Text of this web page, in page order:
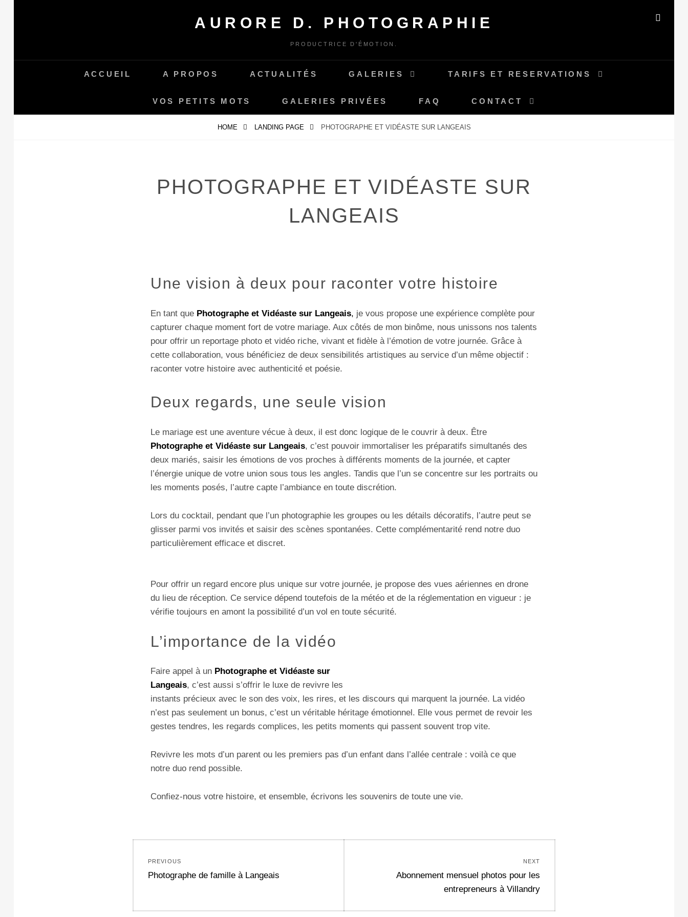
AURORE D. PHOTOGRAPHIE
PRODUCTRICE D'ÉMOTION.
ACCUEIL A PROPOS ACTUALITÉS GALERIES TARIFS ET RESERVATIONS
VOS PETITS MOTS GALERIES PRIVÉES FAQ CONTACT
HOME LANDING PAGE PHOTOGRAPHE ET VIDÉASTE SUR LANGEAIS
PHOTOGRAPHE ET VIDÉASTE SUR
LANGEAIS
Une vision à deux pour raconter votre histoire
En tant que Photographe et Vidéaste sur Langeais, je vous propose une expérience complète pour
capturer chaque moment fort de votre mariage. Aux côtés de mon binôme, nous unissons nos talents
pour offrir un reportage photo et vidéo riche, vivant et fidèle à l’émotion de votre journée. Grâce à
cette collaboration, vous bénéficiez de deux sensibilités artistiques au service d’un même objectif :
raconter votre histoire avec authenticité et poésie.
Deux regards, une seule vision
Le mariage est une aventure vécue à deux, il est donc logique de le couvrir à deux. Être
Photographe et Vidéaste sur Langeais, c’est pouvoir immortaliser les préparatifs simultanés des
deux mariés, saisir les émotions de vos proches à différents moments de la journée, et capter
l’énergie unique de votre union sous tous les angles. Tandis que l’un se concentre sur les portraits ou
les moments posés, l’autre capte l’ambiance en toute discrétion.
Lors du cocktail, pendant que l’un photographie les groupes ou les détails décoratifs, l’autre peut se
glisser parmi vos invités et saisir des scènes spontanées. Cette complémentarité rend notre duo
particulièrement efficace et discret.
Pour offrir un regard encore plus unique sur votre journée, je propose des vues aériennes en drone
du lieu de réception. Ce service dépend toutefois de la météo et de la réglementation en vigueur : je
vérifie toujours en amont la possibilité d’un vol en toute sécurité.
L’importance de la vidéo
Faire appel à un Photographe et Vidéaste sur
Langeais, c’est aussi s’offrir le luxe de revivre les
instants précieux avec le son des voix, les rires, et les discours qui marquent la journée. La vidéo
n’est pas seulement un bonus, c’est un véritable héritage émotionnel. Elle vous permet de revoir les
gestes tendres, les regards complices, les petits moments qui passent souvent trop vite.
Revivre les mots d’un parent ou les premiers pas d’un enfant dans l’allée centrale : voilà ce que
notre duo rend possible.
Confiez-nous votre histoire, et ensemble, écrivons les souvenirs de toute une vie.
de
PREVIOUS
Previous
Photographe de famille à Langeais
NEXT
Next
Abonnement mensuel photos pour les
entrepreneurs à Villandry